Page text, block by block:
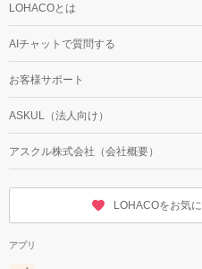
LOHACOとは
AIチャットで質問する
お客様サポート
ASKUL（法人向け）
アスクル株式会社（会社概要）
LOHACOをお気
アプリ